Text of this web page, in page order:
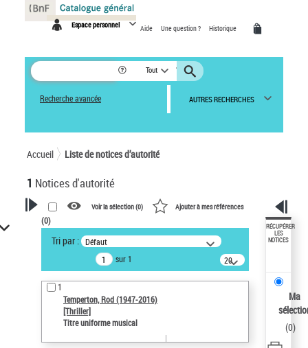
Espace personnel Aide Une question ? Historique
Tout
Recherche avancée AUTRES RECHERCHES
Accueil Liste de notices d’autorité
1 Notices d'autorité
VOTRE RECHERCHE
Recherche avancée dans les
notices d’autorité
Œuvres liées à l'auteur :
Temperton, Rod (1947-2016)
Sauvegarder votre recherche
AFFINER
Voir la sélection (0) Ajouter à mes références
(0)
Tri par : Défaut
sur 1
20
résultats/page
1
Temperton, Rod (1947-2016)
[Thriller]
Titre uniforme musical
RÉCUPÉRER
LES
NOTICES
Ma
(0)
Panneau de gestion des cookies